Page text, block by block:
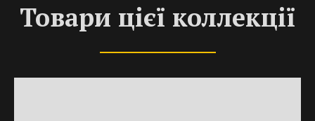
Товари цієї коллекції